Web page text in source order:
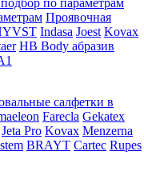
по параметрам
Проявочная
Indasa Joest Kovax
HB Body абразив
салфетки в
Farecla Gekatex
Jeta Pro Kovax Menzerna
BRAYT Cartec Rupes